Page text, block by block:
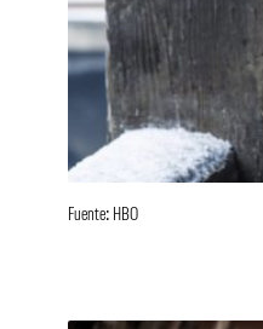
Fuente: HBO